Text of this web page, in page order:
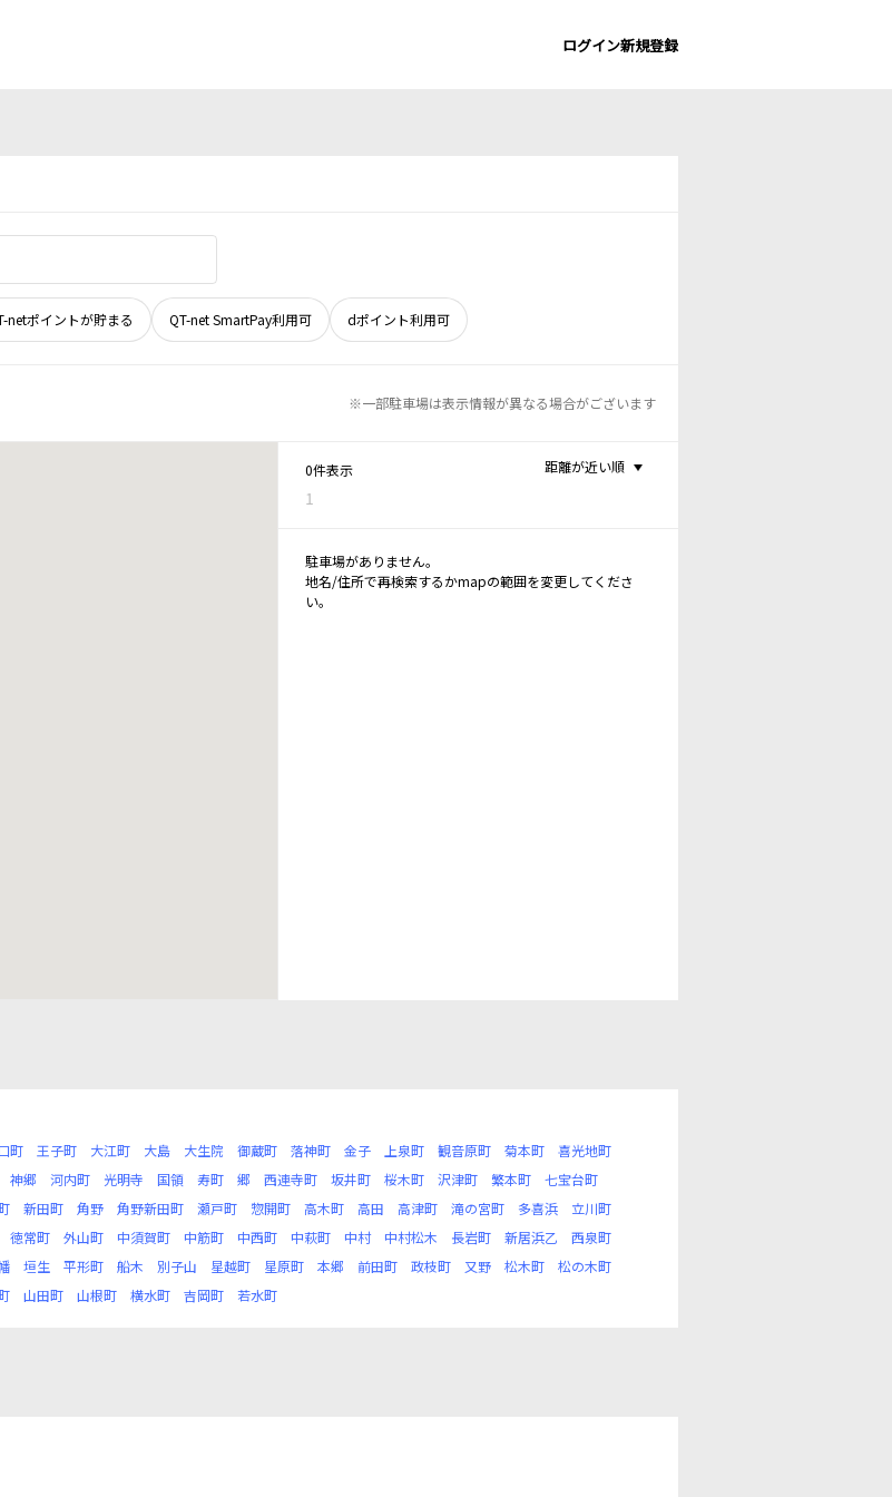
ログイン新規登録
netポイントが貯まる QT-net SmartPay利用可 dポイント利用可
※一部駐車場は表示情報が異なる場合がございます
0件表示
1
距離が近い順
駐車場がありません。
地名/住所で再検索するかmapの範囲を変更してくださ
い。
町 王子町 大江町 大島 大生院 御蔵町 落神町 金子 上泉町 観音原町 菊本町
喜光地町
神郷 河内町 光明寺 国領 寿町 郷 西連寺町 坂井町 桜木町 沢津町 繁本町
七宝台町
新田町 角野 角野新田町 瀬戸町 惣開町 高木町 高田 高津町 滝の宮町 多喜浜
立川町
徳常町 外山町 中須賀町 中筋町 中西町 中萩町 中村 中村松木 長岩町 新居浜乙
西泉町
垣生 平形町 船木 別子山 星越町 星原町 本郷 前田町 政枝町 又野 松木町
松の木町
山田町 山根町 横水町 吉岡町 若水町